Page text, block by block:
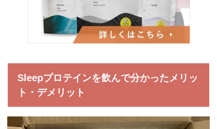
Sleepプロテインを飲んで分かったメリッ
ト・デメリット